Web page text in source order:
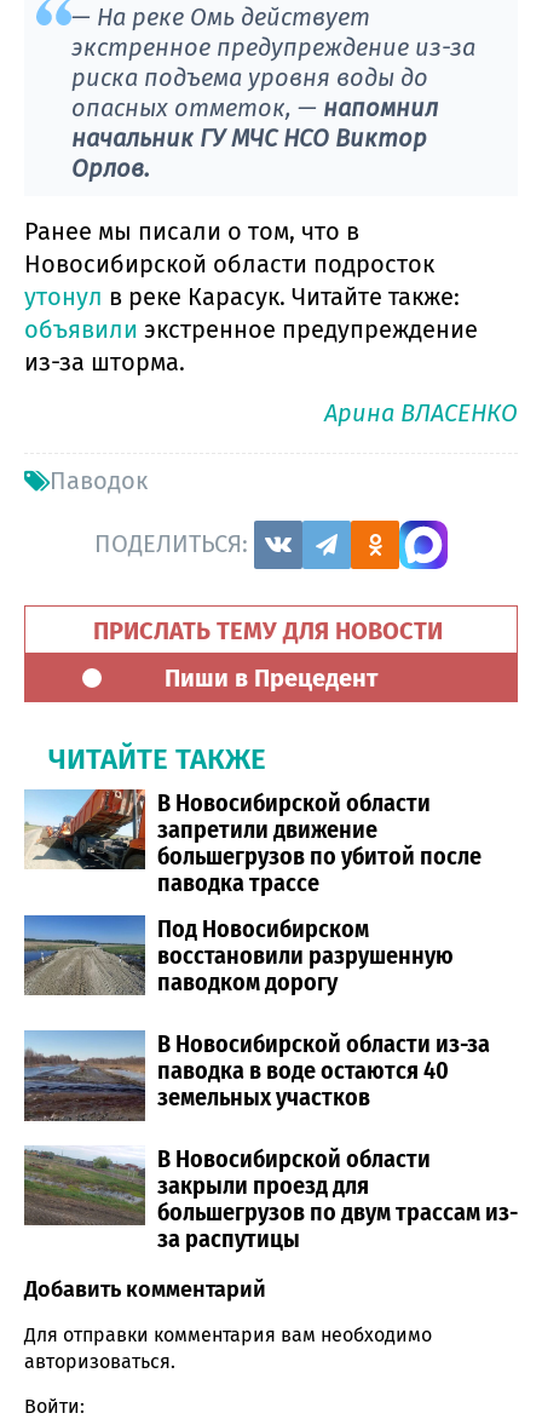
— На реке Омь действует
экстренное предупреждение из-за
риска подъема уровня воды до
опасных отметок, — напомнил
начальник ГУ МЧС НСО Виктор
Орлов.
Ранее мы писали о том, что в
Новосибирской области подросток
утонул в реке Карасук. Читайте также:
объявили экстренное предупреждение
из-за шторма.
Арина ВЛАСЕНКО
Паводок
ПОДЕЛИТЬСЯ:
ПРИСЛАТЬ ТЕМУ ДЛЯ НОВОСТИ
Пиши в Прецедент
ЧИТАЙТЕ ТАКЖЕ
В Новосибирской области
запретили движение
большегрузов по убитой после
паводка трассе
Под Новосибирском
восстановили разрушенную
паводком дорогу
В Новосибирской области из-за
паводка в воде остаются 40
земельных участков
В Новосибирской области
закрыли проезд для
большегрузов по двум трассам из-
за распутицы
Comment section
Добавить комментарий
Для отправки комментария вам необходимо
авторизоваться.
Войти: